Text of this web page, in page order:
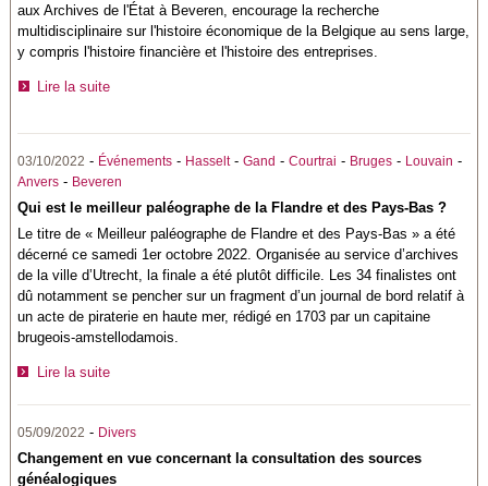
aux Archives de l'État à Beveren, encourage la recherche
multidisciplinaire sur l'histoire économique de la Belgique au sens large,
y compris l'histoire financière et l'histoire des entreprises.
Lire la suite
03/10/2022 - Événements - Hasselt-Gand -Courtrai - Bruges - Louvain -
Anvers - Beveren
Qui est le meilleur paléographe de la Flandre et des Pays-Bas ?
Le titre de « Meilleur paléographe de Flandre et des Pays-Bas » a été
décerné ce samedi 1er octobre 2022. Organisée au service d’archives
de la ville d’Utrecht, la finale a été plutôt difficile. Les 34 finalistes ont
dû notamment se pencher sur un fragment d’un journal de bord relatif à
un acte de piraterie en haute mer, rédigé en 1703 par un capitaine
brugeois-amstellodamois.
Lire la suite
05/09/2022 - Divers
Changement en vue concernant la consultation des sources
généalogiques